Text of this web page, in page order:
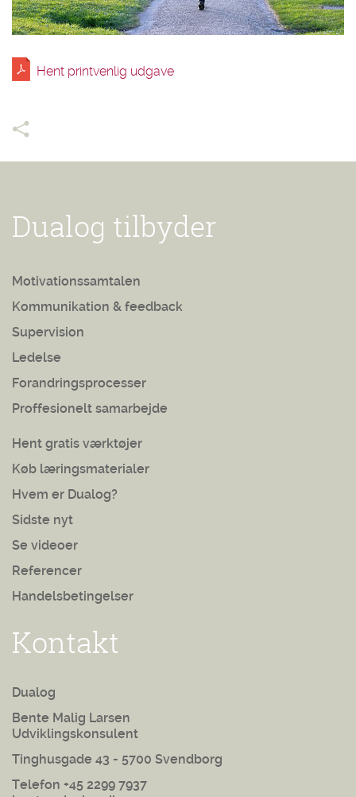
Hent printvenlig udgave
Dualog tilbyder
Motivationssamtalen
Kommunikation & feedback
Supervision
Ledelse
Forandringsprocesser
Proffesionelt samarbejde
Hent gratis værktøjer
Køb læringsmaterialer
Hvem er Dualog?
Sidste nyt
Se videoer
Referencer
Handelsbetingelser
Kontakt
Dualog
Bente Malig Larsen
Udviklingskonsulent
Tinghusgade 43 - 5700 Svendborg
Telefon +45 2299 7937